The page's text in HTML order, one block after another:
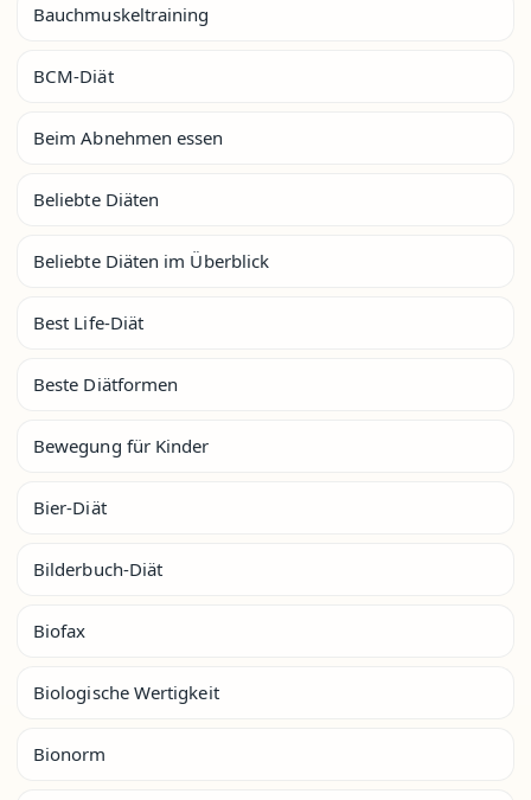
Bauchmuskeltraining
BCM-Diät
Beim Abnehmen essen
Beliebte Diäten
Beliebte Diäten im Überblick
Best Life-Diät
Beste Diätformen
Bewegung für Kinder
Bier-Diät
Bilderbuch-Diät
Biofax
Biologische Wertigkeit
Bionorm